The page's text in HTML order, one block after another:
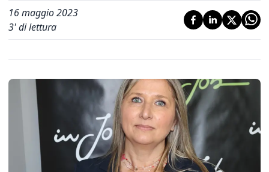
16 maggio 2023
3' di lettura